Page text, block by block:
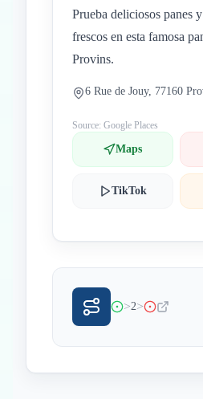
Prueba deliciosos panes
frescos en esta famosa
Provins.
6 Rue de Jouy, 77160
Source: Google Places
Maps
TikTok
>2>